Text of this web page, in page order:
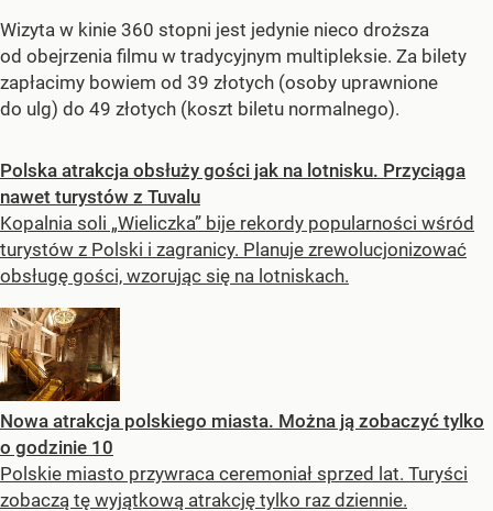
Wizyta w kinie 360 stopni jest jedynie nieco droższa
od obejrzenia filmu w tradycyjnym multipleksie. Za bilety
zapłacimy bowiem od 39 złotych (osoby uprawnione
do ulg) do 49 złotych (koszt biletu normalnego).
Polska atrakcja obsłuży gości jak na lotnisku. Przyciąga
nawet turystów z Tuvalu
Kopalnia soli „Wieliczka” bije rekordy popularności wśród
turystów z Polski i zagranicy. Planuje zrewolucjonizować
obsługę gości, wzorując się na lotniskach.
Nowa atrakcja polskiego miasta. Można ją zobaczyć tylko
o godzinie 10
Polskie miasto przywraca ceremoniał sprzed lat. Turyści
zobaczą tę wyjątkową atrakcję tylko raz dziennie.